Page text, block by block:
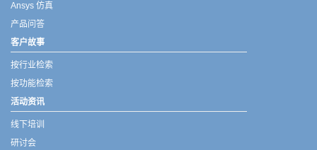
Ansys 仿真
产品问答
客户故事
按行业检索
按功能检索
活动资讯
线下培训
研讨会